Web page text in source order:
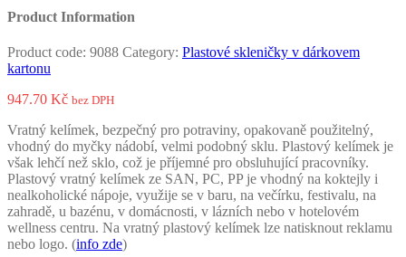
Product Information
Product code: 9088 Category: Plastové skleničky v dárkovem
kartonu
947.70 Kč bez DPH
Vratný kelímek, bezpečný pro potraviny, opakovaně použitelný,
vhodný do myčky nádobí, velmi podobný sklu. Plastový kelímek je
však lehčí než sklo, což je příjemné pro obsluhující pracovníky.
Plastový vratný kelímek ze SAN, PC, PP je vhodný na koktejly i
nealkoholické nápoje, využije se v baru, na večírku, festivalu, na
zahradě, u bazénu, v domácnosti, v lázních nebo v hotelovém
wellness centru. Na vratný plastový kelímek lze natisknout reklamu
nebo logo. (info zde)